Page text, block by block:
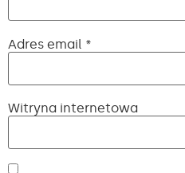
Adres email *
Witryna internetowa